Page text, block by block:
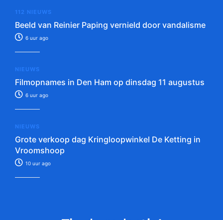
112 NIEUWS
Beeld van Reinier Paping vernield door vandalisme
6 uur ago
NIEUWS
Filmopnames in Den Ham op dinsdag 11 augustus
6 uur ago
NIEUWS
Grote verkoop dag Kringloopwinkel De Ketting in
Vroomshoop
10 uur ago